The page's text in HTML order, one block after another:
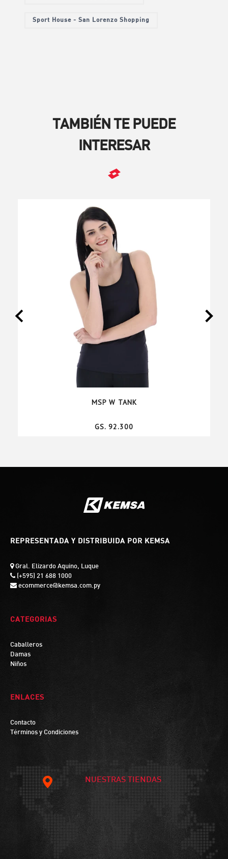
Sport House - San Lorenzo Shopping
TAMBIÉN TE PUEDE
INTERESAR
MSP W TANK
GS. 92.300
REPRESENTADA Y DISTRIBUIDA POR KEMSA
Gral. Elizardo Aquino, Luque
(+595) 21 688 1000
ecommerce@kemsa.com.py
CATEGORIAS
Caballeros
Damas
Niños
ENLACES
Contacto
Términos y Condiciones
NUESTRAS TIENDAS